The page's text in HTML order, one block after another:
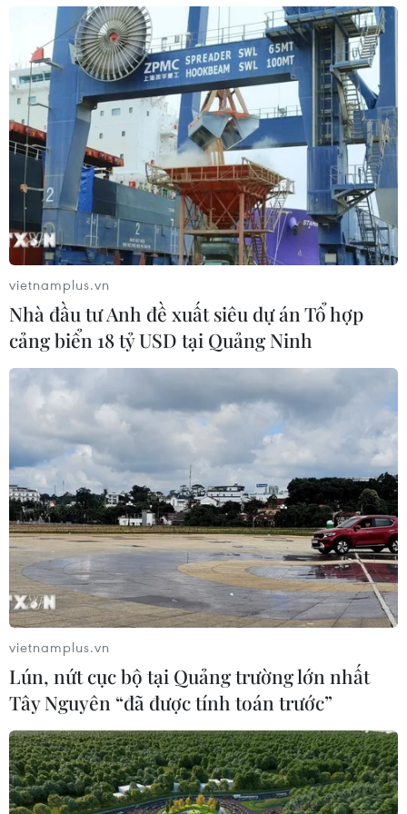
Bệnh viện Trung ương Quân đội 103 Lào.
Ngày Thương binh-Liệt sỹ: Dâng hương
tri ân các anh hùng liệt sỹ tại Campuchia
26/07/2025 13:59
Chiều 26/7, Đại sứ quán Việt Nam tại Vương quốc
Campuchia tổ chức lễ dâng hương tưởng niệm, tri ân
các anh hùng liệt sỹ tại Tượng đài Hữu nghị
Campuchia-Việt Nam ở thủ đô Phnom Penh.
vietnamplus.vn
Nhà đầu tư Anh đề xuất siêu dự án Tổ hợp
cảng biển 18 tỷ USD tại Quảng Ninh
vietnamplus.vn
Lún, nứt cục bộ tại Quảng trường lớn nhất
Tây Nguyên “đã được tính toán trước”